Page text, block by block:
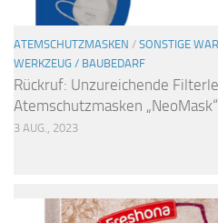
ATEMSCHUTZMASKEN / SONSTIGE
WERKZEUG / BAUBEDARF
Rückruf: Unzureichende
Atemschutzmasken
3 AUG., 2023